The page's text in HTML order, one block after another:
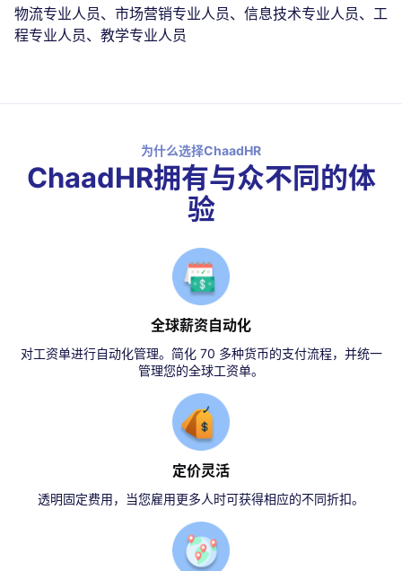
物流专业人员、市场营销专业人员、信息技术专业人员、工
程专业人员、教学专业人员
为什么选择ChaadHR
ChaadHR拥有与众不同的体
验
全球薪资自动化
对工资单进行自动化管理。简化 70 多种货币的支付流程，并统一
管理您的全球工资单。
定价灵活
透明固定费用，当您雇用更多人时可获得相应的不同折扣。